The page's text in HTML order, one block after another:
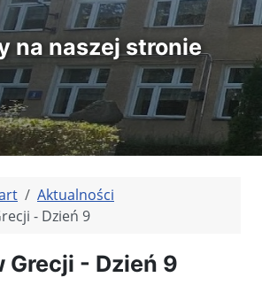
na naszej stronie
Aktualności
- Dzień 9
Grecji - Dzień 9